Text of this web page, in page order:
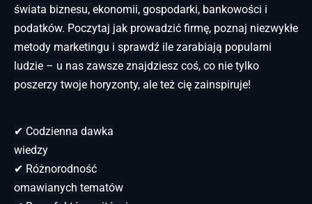
świata biznesu, ekonomii, gospodarki, bankowości i
podatków. Poczytaj jak prowadzić firmę, poznaj niezwykłe
metody marketingu i sprawdź ile zarabiają popularni
ludzie – u nas zawsze znajdziesz coś, co nie tylko
poszerzy twoje horyzonty, ale też cię zainspiruje!
✔ Codzienna dawka
wiedzy
✔ Różnorodność
omawianych tematów